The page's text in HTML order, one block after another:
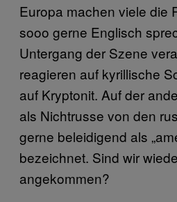
Europa machen viele die
sooo gerne Englisch
Untergang der Szene
reagieren auf kyrillische
auf Kryptonit. Auf der
als Nichtrusse von den
gerne beleidigend als
bezeichnet. Sind wir
angekommen?